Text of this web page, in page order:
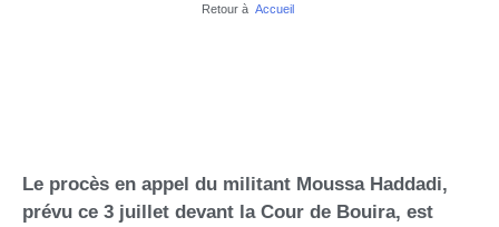
Retour à Accueil
Le procès en appel du militant Moussa Haddadi,
prévu ce 3 juillet devant la Cour de Bouira, est